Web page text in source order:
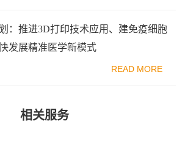
：推进3D打印技术应用、建免疫细胞
发展精准医学新模式
READ MORE
相关服务